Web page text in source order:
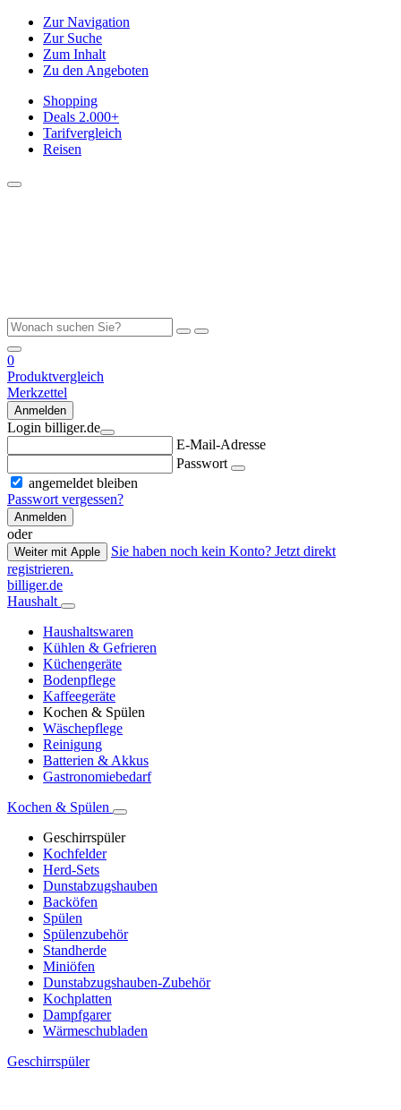
Zur Navigation
Zur Suche
Zum Inhalt
Zu den Angeboten
Shopping
Deals 2.000+
Tarifvergleich
Reisen
0
Produktvergleich
Merkzettel
Anmelden
Login billiger.de
E-Mail-Adresse
Passwort
angemeldet bleiben
Passwort vergessen?
Anmelden
oder
Weiter mit Apple
Sie haben noch kein Konto? Jetzt direkt
registrieren.
billiger.de
Haushalt
Haushaltswaren
Kühlen & Gefrieren
Küchengeräte
Bodenpflege
Kaffeegeräte
Kochen & Spülen
Wäschepflege
Reinigung
Batterien & Akkus
Gastronomiebedarf
Kochen & Spülen
Geschirrspüler
Kochfelder
Herd-Sets
Dunstabzugshauben
Backöfen
Spülen
Spülenzubehör
Standherde
Miniöfen
Dunstabzugshauben-Zubehör
Kochplatten
Dampfgarer
Wärmeschubladen
Geschirrspüler